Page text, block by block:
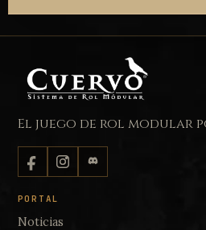
El juego de rol modular
PORTAL
Noticias